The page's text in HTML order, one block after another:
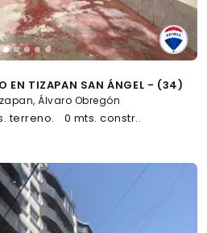
EN TIZAPAN SAN ÁNGEL - (34)
Álvaro Obregón
terreno. 0 mts. constr..